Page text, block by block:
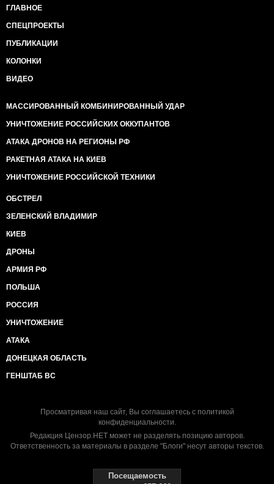
ГЛАВНОЕ
СПЕЦПРОЕКТЫ
ПУБЛИКАЦИИ
КОЛОНКИ
ВИДЕО
МАССИРОВАННЫЙ КОМБИНИРОВАННЫЙ УДАР
УНИЧТОЖЕНИЕ РОССИЙСКИХ ОККУПАНТОВ
АТАКА ДРОНОВ НА РЕГИОНЫ РФ
РАКЕТНАЯ АТАКА НА КИЕВ
УНИЧТОЖЕНИЕ РОССИЙСКОЙ ТЕХНИКИ
ОБСТРЕЛ
ЗЕЛЕНСКИЙ ВЛАДИМИР
КИЕВ
ДРОНЫ
АРМИЯ РФ
ПОЛЬША
РОССИЯ
УНИЧТОЖЕНИЕ
АТАКА
ДОНЕЦКАЯ ОБЛАСТЬ
ГЕНШТАБ ВС
Просматривая наш сайт, Вы соглашаетесь с политикой
конфиденциальности.
Редакция Цензор.НЕТ может не разделять позицию авторов.
Ответственность за материалы в разделе "Блоги" несут авторы текстов.
Посещаемость